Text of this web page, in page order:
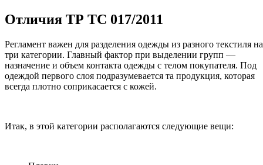
Отличия ТР ТС 017/2011
Регламент важен для разделения одежды из разного текстиля на
три категории. Главный фактор при выделении групп —
назначение и объем контакта одежды с телом покупателя. Под
одеждой первого слоя подразумевается та продукция, которая
всегда плотно соприкасается с кожей.
Итак, в этой категории располагаются следующие вещи: